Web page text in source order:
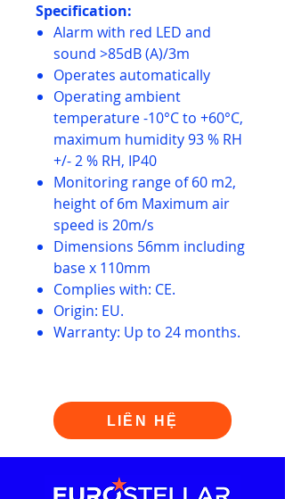
Specification:
Alarm with red LED and
sound >85dB (A)/3m
Operates automatically
Operating ambient
temperature -10°C to +60°C,
maximum humidity 93 % RH
+/- 2 % RH, IP40
Monitoring range of 60 m2,
height of 6m Maximum air
speed is 20m/s
Dimensions 56mm including
base x 110mm
Complies with: CE.
Origin: EU.
Warranty: Up to 24 months.
LIÊN HỆ